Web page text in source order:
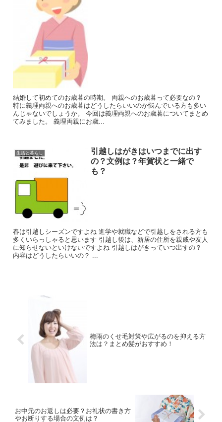
結婚して初めてのお歳暮の時期。 両親へのお歳暮って必要なの？
特に義理両親へのお歳暮はどうしたらいいのか悩んでいる方も多い
んじゃないでしょうか。 今回は義理両親へのお歳暮についてまとめ
てみました。 義理両親にお歳...
生活と暮らし
引越しはがきはいつまでに出す
の？文例は？年賀状と一緒で
も？
春は引越しシーズンですよね 進学や就職などで引越しをされる方も
多くいらっしゃると思います 引越し後は、新居の住所を親戚や友人
に知らせないといけないですよね 引越しはがきっていつ出すの？
内容はどうしたらいいの？ ...
梅雨のくせ毛対策や広がるのを抑える方
法は？まとめ髪がおすすめ！
お中元のお返しは必要？お礼状の書き方
やお断りする場合の文例は？